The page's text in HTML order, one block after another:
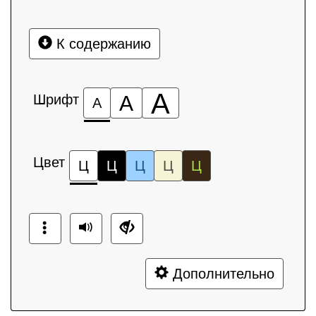
К содержанию
Шрифт А А А
Цвет Ц Ц Ц Ц Ц
Дополнительно